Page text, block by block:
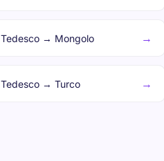
Tedesco → Mongolo →
Tedesco → Turco →